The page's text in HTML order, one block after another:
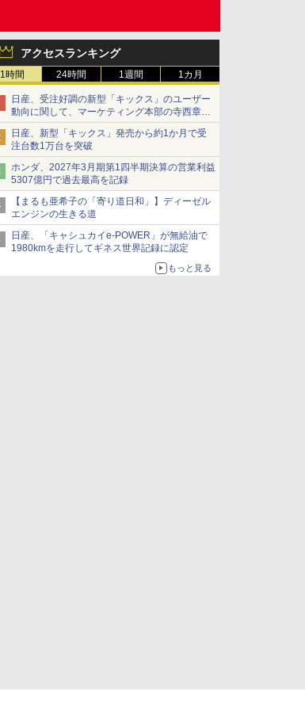
アクセスランキング
1時間 24時間 1週間 1カ月
日産、受注好調の新型「キックス」のユーザー
動向に関して、マーケティング本部の寺西章氏
が解説
日産、新型「キックス」発売から約1か月で受
注台数1万台を突破
ホンダ、2027年3月期第1四半期決算の営業利益
5307億円で過去最高を記録
【まるも亜希子の「寄り道日和」】ディーゼル
エンジンの生きる道
日産、「キャシュカイe-POWER」が無給油で
1980kmを走行してギネス世界記録に認定
もっと見る